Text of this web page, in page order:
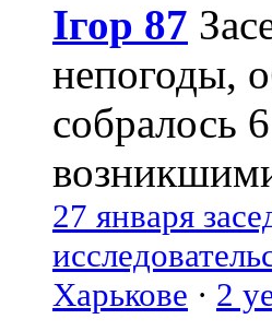
Ігор 87
непогоды,
собралось
27 января
Харькове · 2